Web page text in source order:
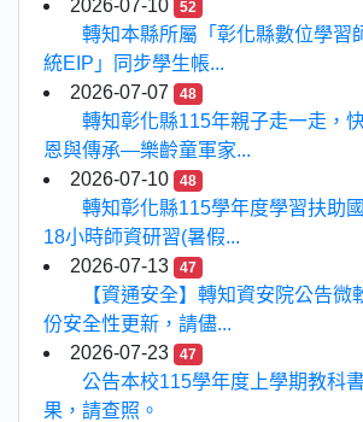
2026-07-10
52
轉知本縣所屬「彰化縣數位學習
統EIP」同步學生帳...
2026-07-07
48
轉知彰化縣115年親子走一走，
恩與傳承—樂齡童軍家...
2026-07-10
48
轉知彰化縣115學年度學習扶助
18小時師資研習(暑假...
2026-07-13
47
【資通安全】轉知資安院公告微
份安全性更新，請儘...
2026-07-23
47
公告本校115學年度上學期教科
果，請查照。